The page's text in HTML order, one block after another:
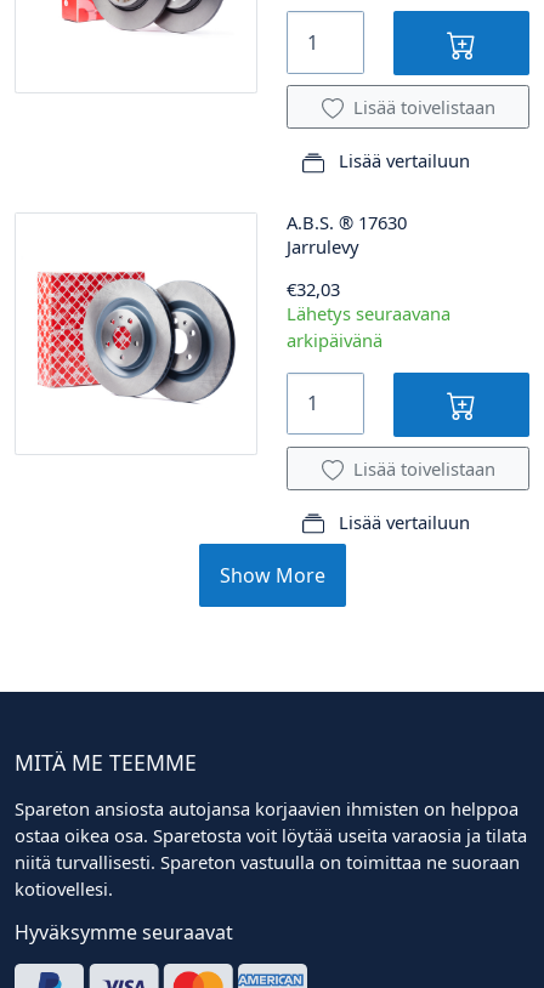
Lisää toivelistaan
Lisää vertailuun
A.B.S. ® 17630
Jarrulevy
€32,03
Lähetys seuraavana
arkipäivänä
Lisää toivelistaan
Lisää vertailuun
Show More
MITÄ ME TEEMME
Spareton ansiosta autojansa korjaavien ihmisten on helppoa
ostaa oikea osa. Sparetosta voit löytää useita varaosia ja tilata
niitä turvallisesti. Spareton vastuulla on toimittaa ne suoraan
kotiovellesi.
Hyväksymme seuraavat